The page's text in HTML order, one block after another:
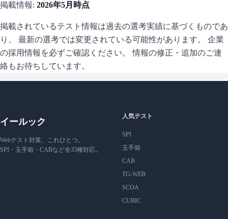
掲載情報: 2026年5月 時点
掲載されているテスト情報は過去の選考実績に基づくものであ
り、 最新の選考では変更されている可能性があります。 企業
の採用情報を必ずご確認ください。 情報の修正・追加のご連
絡もお待ちしています。
イールック
Webテスト対策、これひとつ。
SPI・玉手箱・CABなど全33種対応。
人気テスト
SPI
玉手箱
CAB
TG-WEB
SCOA
CUBIC